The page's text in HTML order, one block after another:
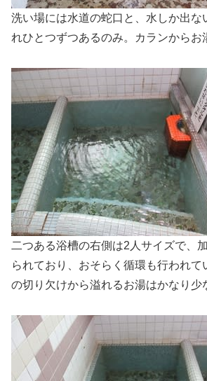
洗い場には水道の蛇口と、水しか出な
れひとつずつあるのみ。カランからお
二つある浴槽の右側は2人サイズで、
られており、おそらく循環も行われて
の切り欠けから溢れるお湯はかなり少